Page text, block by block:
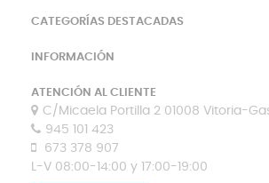
CATEGORÍAS DESTACADAS
INFORMACIÓN
ATENCIÓN AL CLIENTE
C/Micaela Portilla 2 01008 Vitoria-
945 101 423
673 378 907
L-V 08:00-14:00 y 17:00-19:00